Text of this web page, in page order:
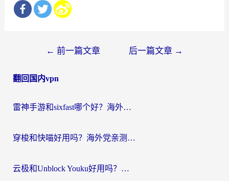
导
← 前一篇文章 后一篇文章 →
翻回国内vpn
雷神手游和sixfast哪个好？海外党亲测3款回国加速器，教你选对不踩坑
穿梭和快喵好用吗？海外党亲测：小众加速器对比+番茄加速器深度体验
云极和Unblock Youku好用吗？海外党亲测+2026回国加速器避坑指南